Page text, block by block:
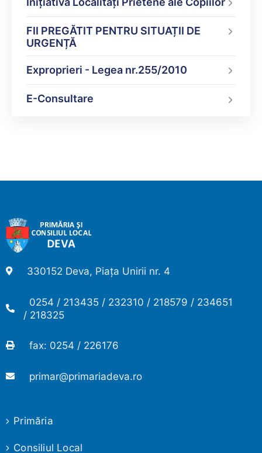
FII PREGĂTIT PENTRU SITUAȚII DE
URGENȚĂ
Exproprieri - Legea nr.255/2010
E-Consultare
330152 Deva, Piața Unirii nr. 4
0254 / 213435 / 232310 / 218579 / 234651
/ 218325
fax: 0254 / 226176
primar@primariadeva.ro
Primăria
Consiliul Local